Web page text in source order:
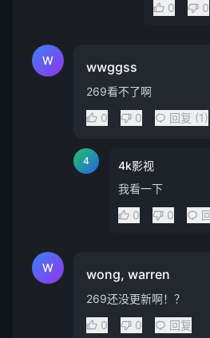
0
0
W wwggss
269看不了啊
0
0 回复 (1)
4 4k影视
我看一下
0
0
W wong, warren
269还没更新啊！？
0
0 回复